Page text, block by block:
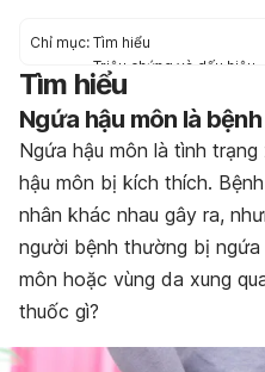
Chỉ mục: Tìm hiểu
Triệu chứng và dấu hiệu
Nguyên nhân
Nguy cơ
Điều trị
Phong cách sống và
Tìm hiểu
Ngứa hậu môn là
Ngứa hậu môn là tình
hậu môn bị kích thích.
nhân khác nhau gây ra,
người bệnh thường bị
môn hoặc vùng da xung
thuốc gì?